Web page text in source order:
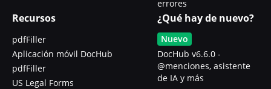
errores
Recursos
pdfFiller
Aplicación móvil DocHub
pdfFiller
US Legal Forms
¿Qué hay de nuevo?
Nuevo
DocHub v6.6.0 -
@menciones, asistente
de IA y más